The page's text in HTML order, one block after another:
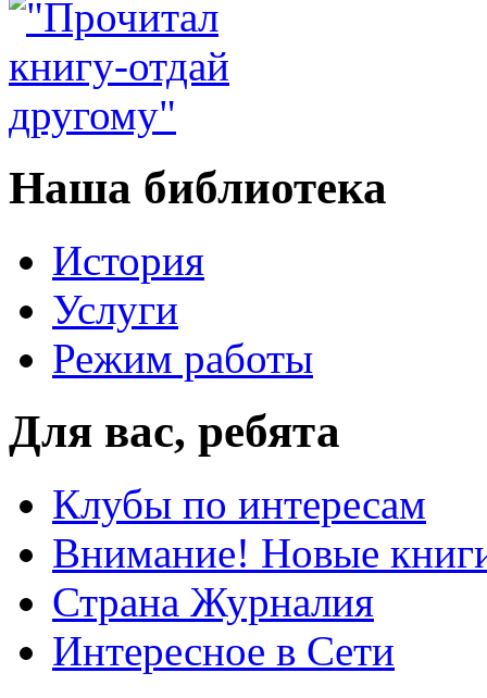
Наша библиотека
История
Услуги
Режим работы
Для вас, ребята
Клубы по интересам
Внимание! Новые
Страна Журналия
Интересное в Сети